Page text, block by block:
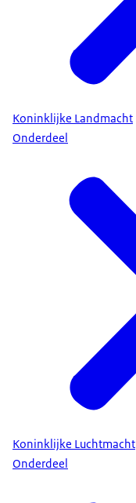
Koninklijke Landmacht
Onderdeel
Koninklijke Luchtmacht
Onderdeel